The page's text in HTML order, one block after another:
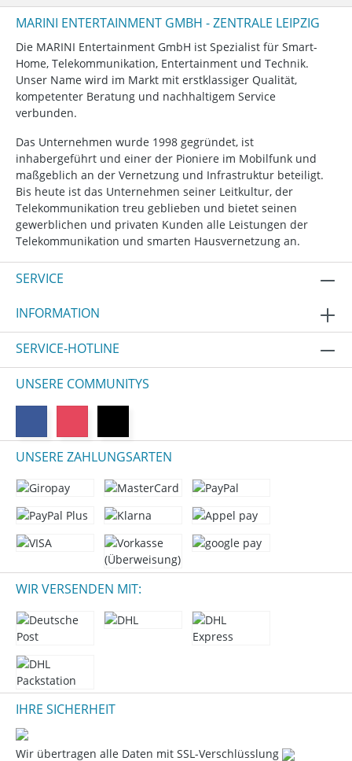
MARINI ENTERTAINMENT GMBH - ZENTRALE LEIPZIG
Die MARINI Entertainment GmbH ist Spezialist für Smart-
Home, Telekommunikation, Entertainment und Technik.
Unser Name wird im Markt mit erstklassiger Qualität,
kompetenter Beratung und nachhaltigem Service
verbunden.
Das Unternehmen wurde 1998 gegründet, ist
inhabergeführt und einer der Pioniere im Mobilfunk und
maßgeblich an der Vernetzung und Infrastruktur beteiligt.
Bis heute ist das Unternehmen seiner Leitkultur, der
Telekommunikation treu geblieben und bietet seinen
gewerblichen und privaten Kunden alle Leistungen der
Telekommunikation und smarten Hausvernetzung an.
SERVICE
INFORMATION
SERVICE-HOTLINE
UNSERE COMMUNITYS
UNSERE ZAHLUNGSARTEN
WIR VERSENDEN MIT:
IHRE SICHERHEIT
Wir übertragen alle Daten mit SSL-Verschlüsslung